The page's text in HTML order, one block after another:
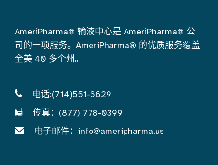
AmeriPharma® 输液中心是 AmeriPharma® 公
司的一项服务。AmeriPharma® 的优质服务覆盖
全美 40 多个州。
电话:(714)551-6629
传真：(877) 778-0399
电子邮件： info@ameripharma.us